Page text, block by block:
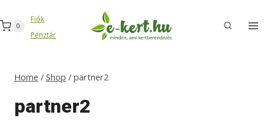
to
content
0
Fiók
Pénztár
Home / Shop / partner2
partner2